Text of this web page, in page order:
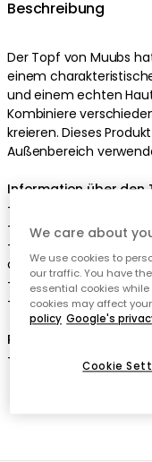
Beschreibung
Der Topf von Muubs
einem
und einemechten
Kombiniere
kreieren.Dieses
Außenbereich
Information über den
- Hergestellt aus
- Perfektfür den Patio
-
mit einer
charakteristischen
-
Der Topf ist in
-
Frostsicher bis zu -15
Pflegeanleitung für
-
Das Produkt kann
We care about
We use cookies to
our traffic. You have
essential cookies
cookies may affect
policy Google's
Cookie